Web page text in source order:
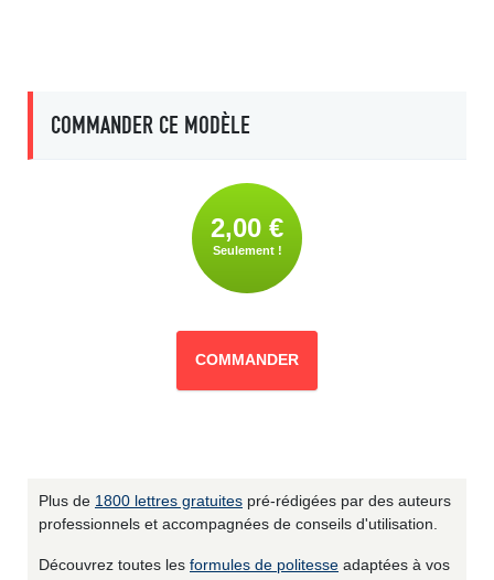
COMMANDER CE MODÈLE
2,00 €
Seulement !
COMMANDER
Plus de 1800 lettres gratuites pré-rédigées par des auteurs
professionnels et accompagnées de conseils d'utilisation.
Découvrez toutes les formules de politesse adaptées à vos